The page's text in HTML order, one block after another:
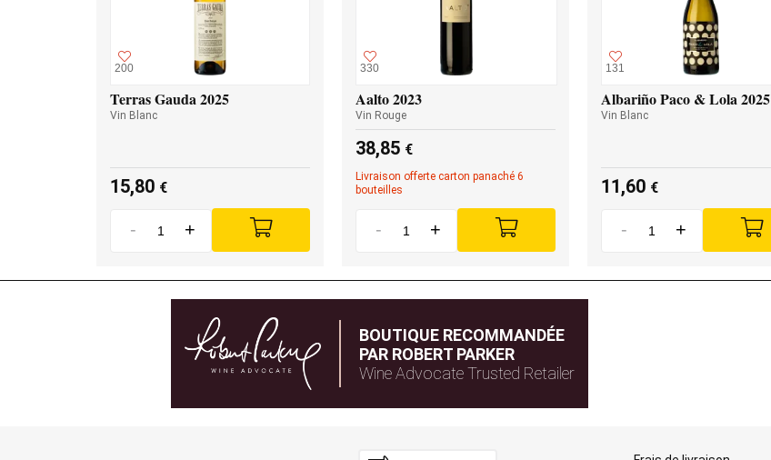
200
Terras Gauda 2025
Vin Blanc
15,80 €
- +
330
Aalto 2023
Vin Rouge
38,85 €
Livraison offerte carton panaché 6
bouteilles
- +
131
Albariño Paco & Lola 2025
Vin Blanc
11,60 €
- +
BOUTIQUE RECOMMANDÉE
PAR ROBERT PARKER
Wine Advocate Trusted Retailer